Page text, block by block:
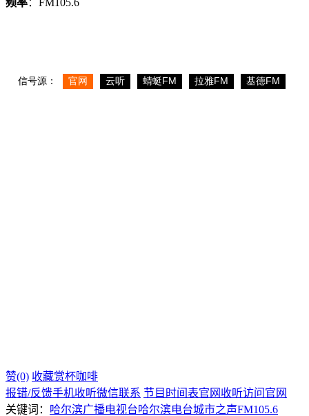
赞(0) 收藏赏杯咖啡
报错/反馈手机收听微信联系 节目时间表官网收听访问官网
关键词： 哈尔滨广播电视台哈尔滨电台城市之声FM105.6